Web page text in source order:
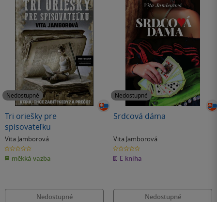
Nedostupné
Tri oriešky pre
spisovateľku
Vita Jamborová
0.0
z
5
hvězdiček
měkká vazba
Nedostupné
Nedostupné
Srdcová dáma
Vita Jamborová
0.0
z
5
hvězdiček
E-kniha
Nedostupné